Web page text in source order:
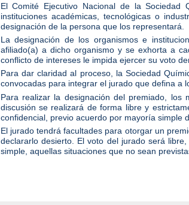
El Comité Ejecutivo Nacional de la Sociedad
instituciones académicas, tecnológicas o
designación de la persona que los representará.
La designación de los organismos e
afiliado(a) a dicho organismo y se exhorta a
conflicto de intereses le impida ejercer su voto
Para dar claridad al proceso, la Sociedad
convocadas para integrar el jurado que defina a
Para realizar la designación del premiado,
discusión se realizará de forma libre y
confidencial, previo acuerdo por mayoría simple
El jurado tendrá facultades para otorgar un
declararlo desierto. El voto del jurado será
simple, aquellas situaciones que no sean